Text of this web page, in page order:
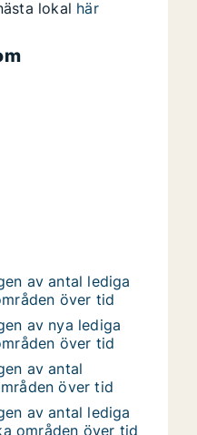
lokal här
av antal lediga
över tid
av nya lediga
över tid
av antal
över tid
av antal lediga
områden över tid